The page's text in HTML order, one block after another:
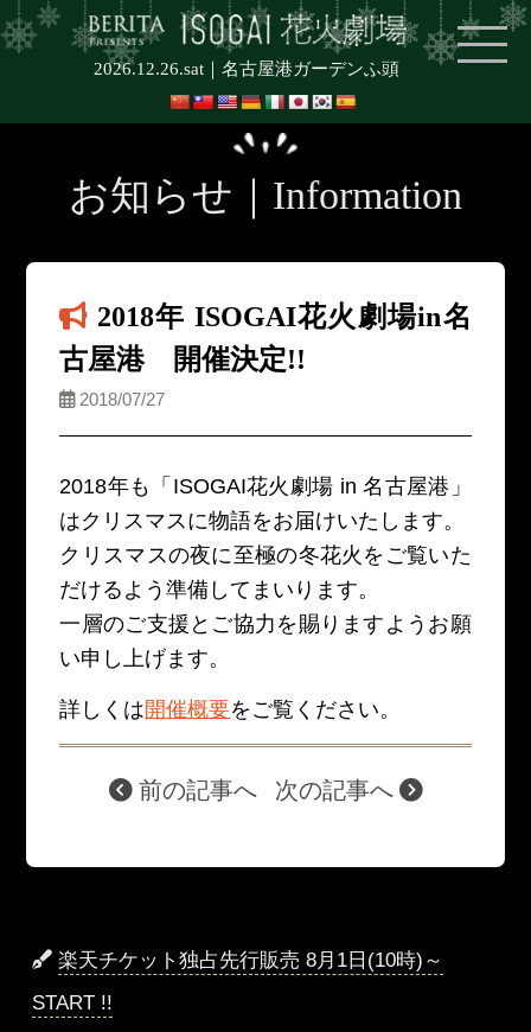
2026.12.26.sat｜名古屋港ガーデンふ頭
お知らせ｜Information
2018年 ISOGAI花火劇場in名
古屋港 開催決定!!
2018/07/27
2018年も「ISOGAI花火劇場 in 名古屋港」
はクリスマスに物語をお届けいたします。
クリスマスの夜に至極の冬花火をご覧いた
だけるよう準備してまいります。
一層のご支援とご協力を賜りますようお願
い申し上げます。
詳しくは開催概要をご覧ください。
前の記事へ 次の記事へ
楽天チケット独占先行販売 8月1日(10時)～
START !!